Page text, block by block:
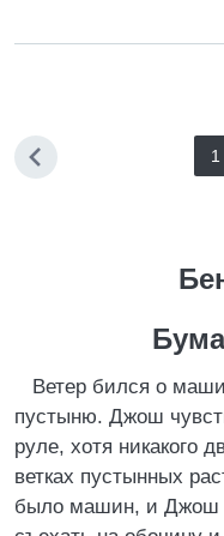
1
Ветер бился о
пустыню. Джош
руле, хотя никакого
ветках пустынных
было машин, и Джош